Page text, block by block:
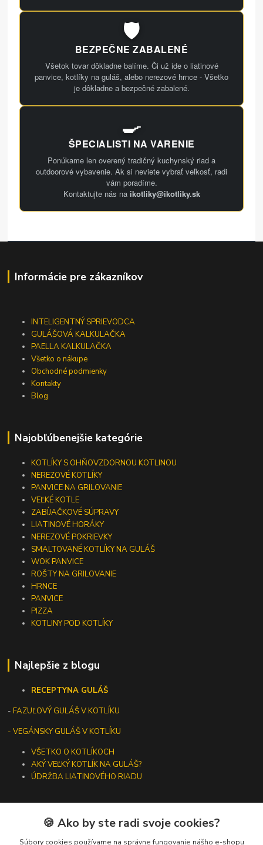
🛡️
BEZPEČNE ZABALENÉ
Všetok tovar dôkladne balíme. Či už ide o liatinové
panvice, kotlíky na guláš, alebo nerezové hrnce - Všetko
je dôkladne a bezpečné zabalené.
🍳
ŠPECIALISTI NA VARENIE
Ponúkame len overený tradičný kuchynský riad a
outdoorové vybavenie. Ak si neviete vybrať veľkosť, radi
vám poradíme.
Kontaktujte nás na ikotliky@ikotliky.sk
Informácie pre zákazníkov
INTELIGENTNÝ SPRIEVODCA
GULÁŠOVÁ KALKULAČKA
PAELLA KALKULAČKA
Všetko o nákupe
Obchodné podmienky
Kontakty
Blog
Najobľúbenejšie kategórie
KOTLÍKY S OHŇOVZDORNOU KOTLINOU
NEREZOVÉ KOTLÍKY
PANVICE NA GRILOVANIE
VEĽKÉ KOTLE
ZABÍJAČKOVÉ SÚPRAVY
LIATINOVÉ HORÁKY
NEREZOVÉ POKRIEVKY
SMALTOVANÉ KOTLÍKY NA GULÁŠ
WOK PANVICE
ROŠTY NA GRILOVANIE
HRNCE
PANVICE
PIZZA
KOTLINY POD KOTLÍKY
Najlepšie z blogu
RECEPTYNA GULÁŠ
-FAZUĽOVÝ GULÁŠ V KOTLÍKU
- VEGÁNSKY GULÁŠ V KOTLÍKU
VŠETKO O KOTLÍKOCH
AKÝ VEĽKÝ KOTLÍK NA GULÁŠ?
ÚDRŽBA LIATINOVÉHO RIADU
Kontakty
🍪 Ako by ste radi svoje cookies?
Súbory cookies používame na správne fungovanie nášho e-shopu